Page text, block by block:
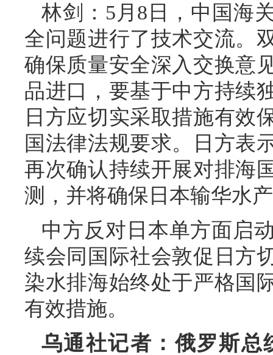
林剑：5月8日，中国海
全问题进行了技术交流。
确保质量安全深入交换意
品进口，要基于中方持续
日方应切实采取措施有效
国法律法规要求。日方表
再次确认持续开展对排海
测，并将确保日本输华水
中方反对日本单方面启
续会同国际社会敦促日方
染水排海始终处于严格国
有效措施。
乌通社记者：俄罗斯总